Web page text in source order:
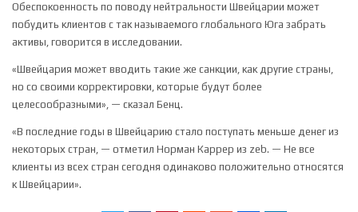
Обеспокоенность по поводу нейтральности Швейцарии может
побудить клиентов с так называемого глобального Юга забрать
активы, говорится в исследовании.
«Швейцария может вводить такие же санкции, как другие страны,
но со своими корректировки, которые будут более
целесообразными», — сказал Бенц.
«В последние годы в Швейцарию стало поступать меньше денег из
некоторых стран, — отметил Норман Каррер из zeb. — Не все
клиенты из всех стран сегодня одинаково положительно относятся
к Швейцарии».